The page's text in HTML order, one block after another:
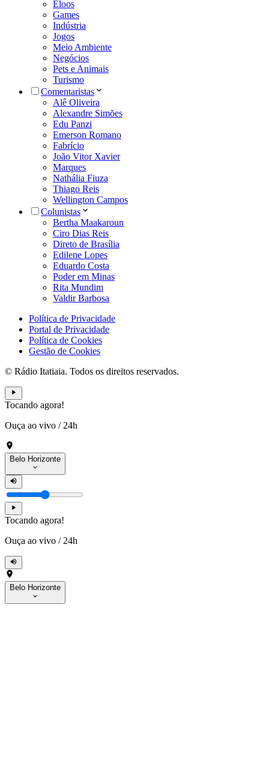
Eloos
Games
Indústria
Jogos
Meio Ambiente
Negócios
Pets e Animais
Turismo
Comentaristas
Alê Oliveira
Alexandre Simões
Edu Panzi
Emerson Romano
Fabrício
João Vitor Xavier
Marques
Nathália Fiuza
Thiago Reis
Wellington Campos
Colunistas
Bertha Maakaroun
Ciro Dias Reis
Direto de Brasília
Edilene Lopes
Eduardo Costa
Poder em Minas
Rita Mundim
Valdir Barbosa
Política de Privacidade
Portal de Privacidade
Política de Cookies
Gestão de Cookies
© Rádio Itatiaia. Todos os direitos reservados.
Tocando agora!
Ouça ao vivo / 24h
Belo Horizonte
Tocando agora!
Ouça ao vivo / 24h
Belo Horizonte